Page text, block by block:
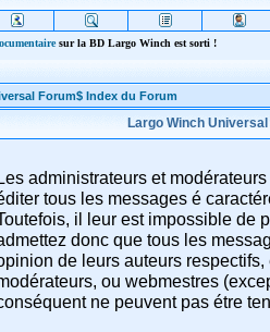
sur la BD Largo Winch est sorti !
Forum$ Index du Forum
Largo Winch
administrateurs et
tous les messages é
il leur est impossible de
donc que tous les
de leurs auteurs
ou webmestres
ne peuvent pas étre